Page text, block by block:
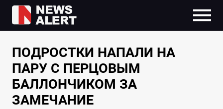
ПОДРОСТКИ НАПАЛИ НА
ПАРУ С ПЕРЦОВЫМ
БАЛЛОНЧИКОМ ЗА
ЗАМЕЧАНИЕ